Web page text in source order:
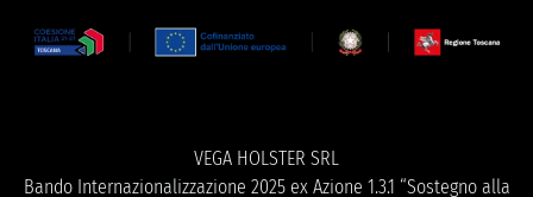
VEGA HOLSTER SRL
Bando Internazionalizzazione 2025 ex Azione 1.3.1 “Sostegno alla